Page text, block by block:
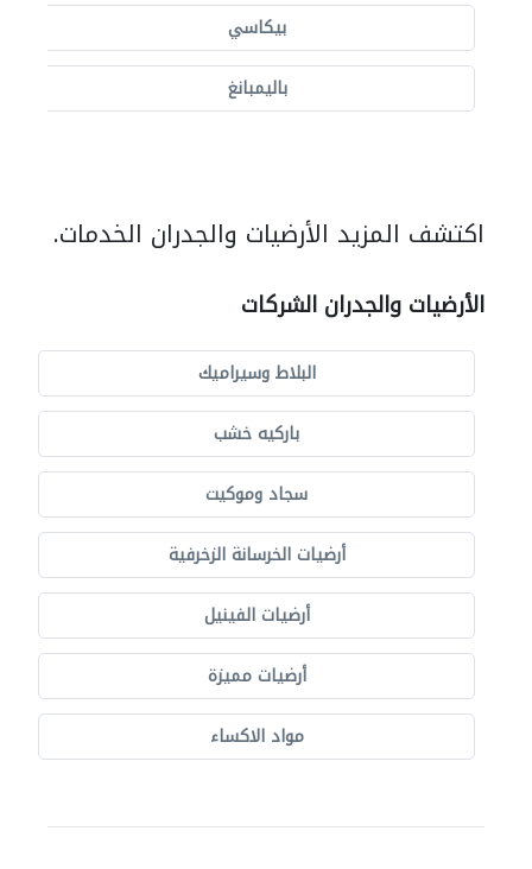
بيكاسي
باليمبانغ
اكتشف المزيد الأرضيات والجدران الخدمات.
الأرضيات والجدران الشركات
البلاط وسيراميك
باركيه خشب
سجاد وموكيت
أرضيات الخرسانة الزخرفية
أرضيات الفينيل
أرضيات مميزة
مواد الاكساء